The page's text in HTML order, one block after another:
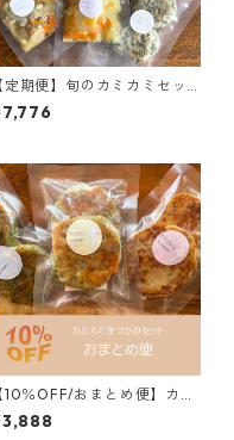
定期便】旬のカミカミセッ
10％OFF/おまとめ便】カミ
ミ手づかみセット（9・10・
か月頃）2セット